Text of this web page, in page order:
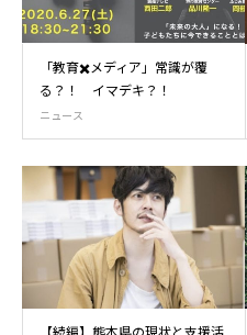
「教育✖️メディア」常識が覆
る？！ イマデキ？！
ニュース
【続編】熊本県の現状と支援活